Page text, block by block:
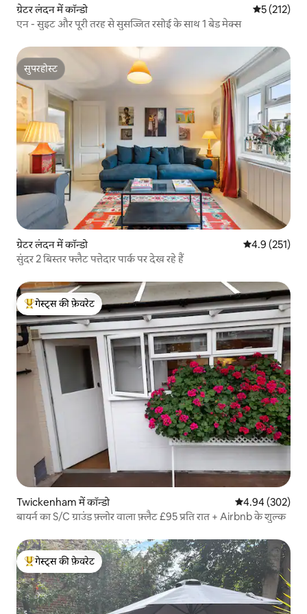
ग्रेटर लंदन में कॉन्डो औसत रेटिंग 5
5 (212)
एन - सुइट और पूरी तरह से सुसज्जित रसोई के साथ 1 बेड मेक्स
सुपरहोस्ट
सुपरहोस्ट
ग्रेटर लंदन में कॉन्डो औसत रेटिंग 5 में
4.9 (251)
सुंदर 2 बिस्तर फ्लैट पत्तेदार पार्क पर देख रहे हैं
गेस्ट्स का टॉप फ़ेवरेट
गेस्ट्स की फ़ेवरेट
Twickenham में कॉन्डो औसत रेटिंग 5 में से
4.94 (302)
बायर्न का S/C ग्राउंड फ़्लोर वाला फ़्लैट £95 प्रति रात + Airbnb के शुल्क
गेस्ट्स का टॉप फ़ेवरेट
गेस्ट्स की फ़ेवरेट